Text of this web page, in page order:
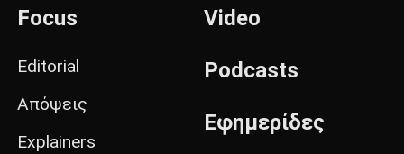
Focus
Editorial
Απόψεις
Explainers
Video
Podcasts
Εφημερίδες